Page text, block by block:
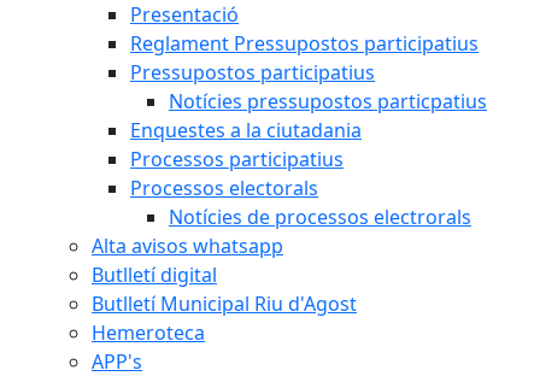
Presentació
Reglament Pressupostos participatius
Pressupostos participatius
Notícies pressupostos particpatius
Enquestes a la ciutadania
Processos participatius
Processos electorals
Notícies de processos electrorals
Alta avisos whatsapp
Butlletí digital
Butlletí Municipal Riu d'Agost
Hemeroteca
APP's